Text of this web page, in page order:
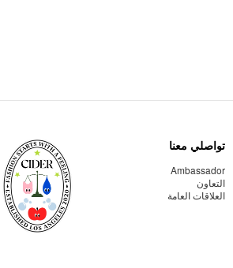
تواصلي معنا
Ambassador
التعاون
العلاقات العامة